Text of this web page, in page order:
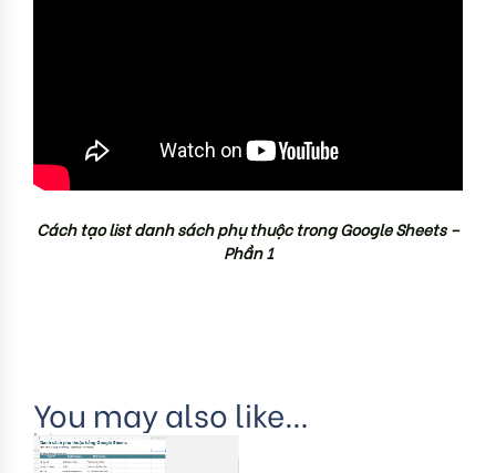
Cách tạo list danh sách phụ thuộc trong Google Sheets –
Phần 1
You may also like…